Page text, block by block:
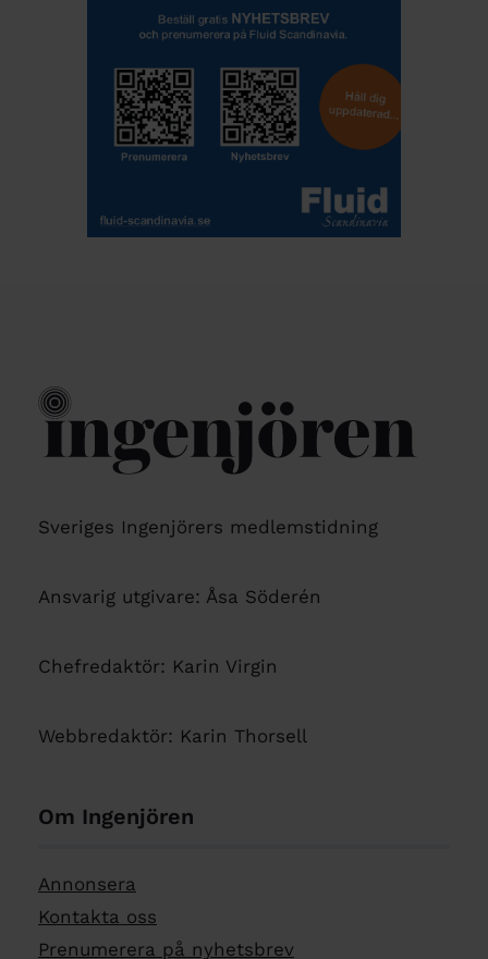
Sveriges Ingenjörers medlemstidning
Ansvarig utgivare: Åsa Söderén
Chefredaktör: Karin Virgin
Webbredaktör: Karin Thorsell
Om Ingenjören
Annonsera
Kontakta oss
Prenumerera på nyhetsbrev